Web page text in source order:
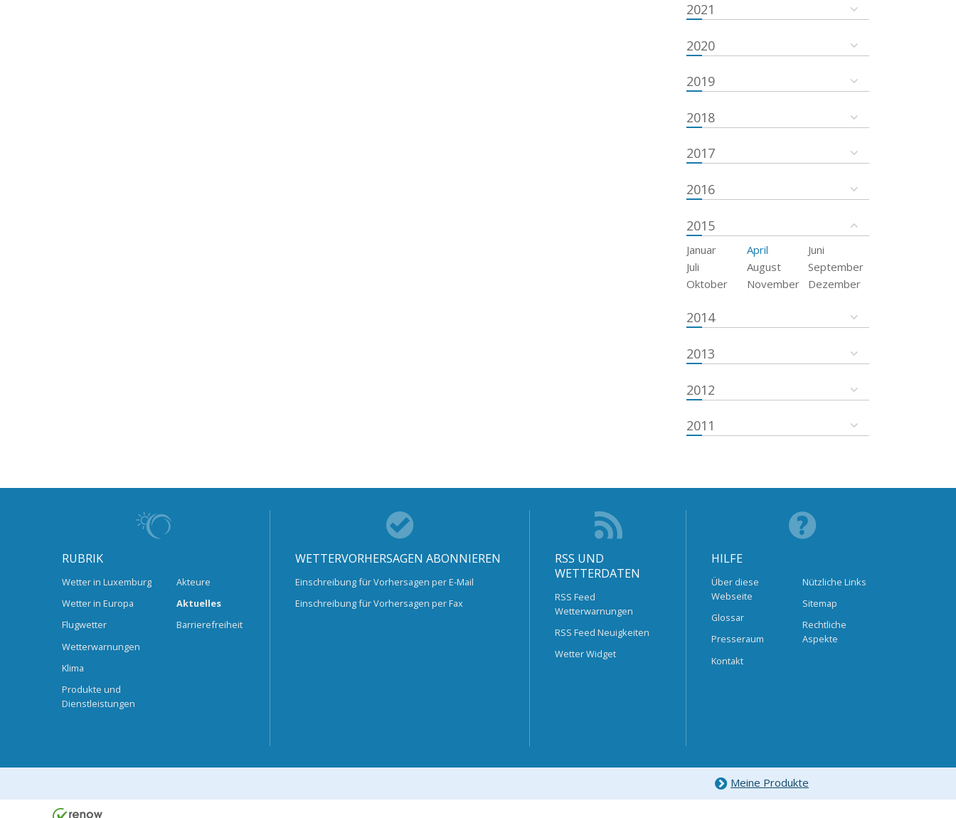
2021
2020
2019
2018
2017
2016
2015
Januar April
Juni
Juli
August
September
Oktober
November Dezember
2014
2013
2012
2011
RUBRIK
Wetter in Luxemburg
Wetter in Europa
Flugwetter
Wetterwarnungen
Klima
Produkte und
Dienstleistungen
Akteure
Aktuelles
Barrierefreiheit
WETTERVORHERSAGEN ABONNIEREN
Einschreibung für Vorhersagen per E-Mail
Einschreibung für Vorhersagen per Fax
RSS UND
WETTERDATEN
RSS Feed
Wetterwarnungen
RSS Feed Neuigkeiten
Wetter Widget
HILFE
Über diese
Webseite
Glossar
Presseraum
Kontakt
Nützliche Links
Sitemap
Rechtliche
Aspekte
Meine Produkte